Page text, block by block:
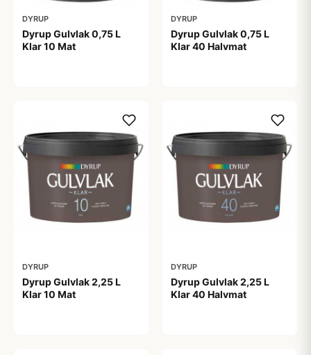
DYRUP
Dyrup Gulvlak 0,75 L
Klar 10 Mat
DYRUP
Dyrup Gulvlak 0,75 L
Klar 40 Halvmat
DYRUP
Dyrup Gulvlak 2,25 L
Klar 10 Mat
DYRUP
Dyrup Gulvlak 2,25 L
Klar 40 Halvmat